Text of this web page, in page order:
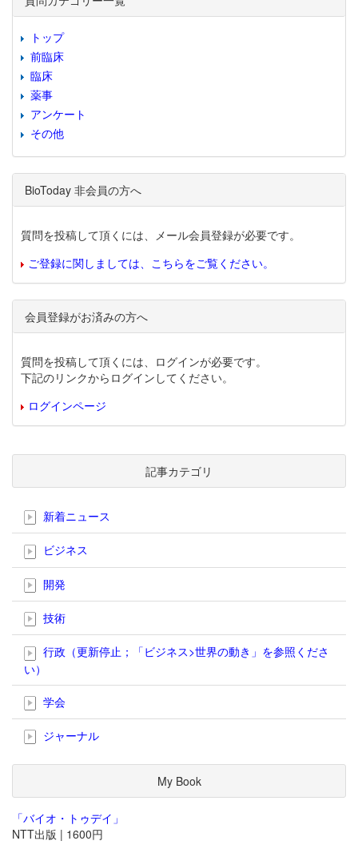
トップ
前臨床
臨床
薬事
アンケート
その他
BioToday 非会員の方へ
質問を投稿して頂くには、メール会員登録が必要です。
ご登録に関しましては、こちらをご覧ください。
会員登録がお済みの方へ
質問を投稿して頂くには、ログインが必要です。
下記のリンクからログインしてください。
ログインページ
記事カテゴリ
新着ニュース
ビジネス
開発
技術
行政（更新停止；「ビジネス>世界の動き」を参照くださ
い）
学会
ジャーナル
My Book
「バイオ・トゥデイ」
NTT出版 | 1600円